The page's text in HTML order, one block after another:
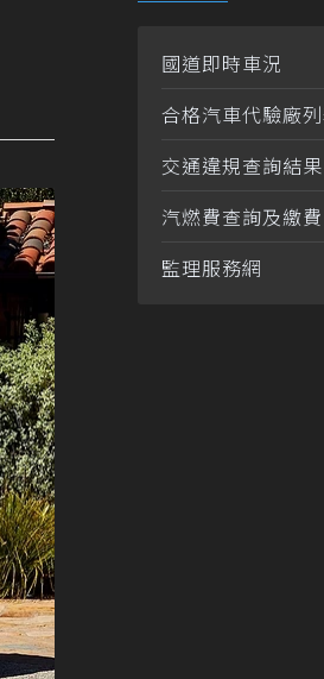
國道即時車況
合格汽車代驗廠
交通違規查詢結果
汽燃費查詢及繳費
監理服務網